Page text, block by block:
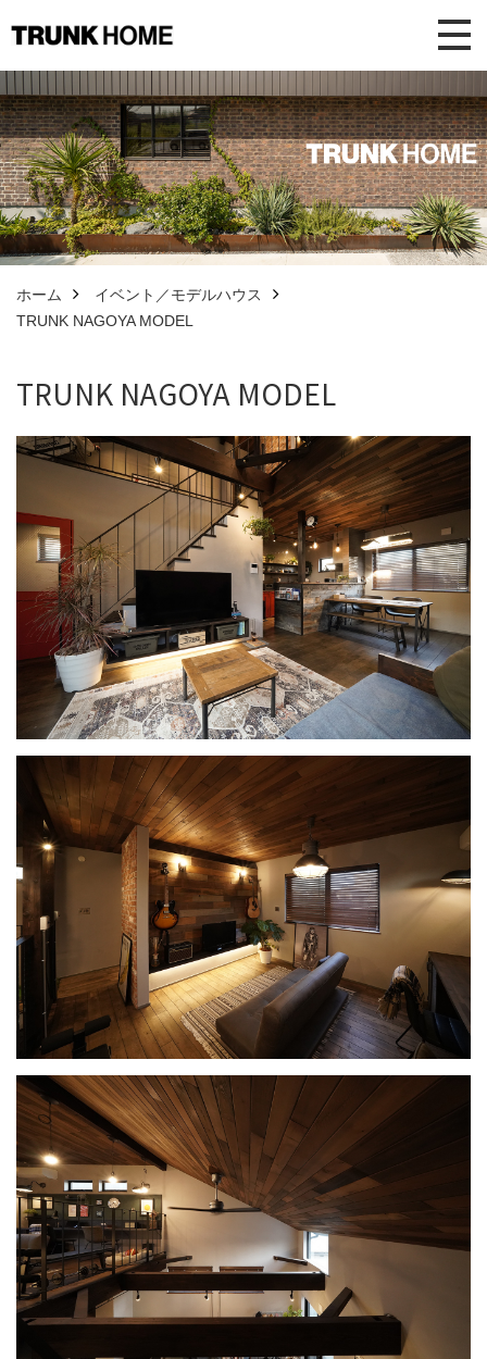
ホーム
イベント／モデルハウス
TRUNK NAGOYA MODEL
TRUNK NAGOYA MODEL